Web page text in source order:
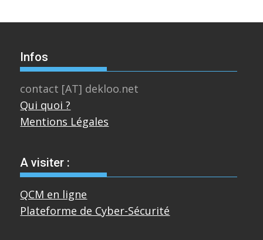
Infos
contact [AT] dekloo.net
Qui quoi ?
Mentions Légales
A visiter :
QCM en ligne
Plateforme de Cyber-Sécurité